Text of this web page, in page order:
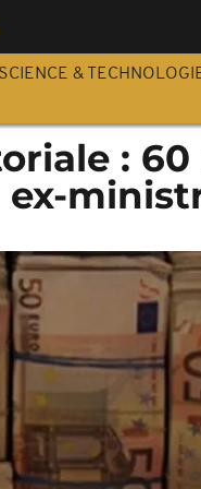
SCIENCE &
:
ex-